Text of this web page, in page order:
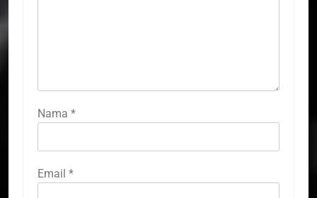
Nama *
Email *